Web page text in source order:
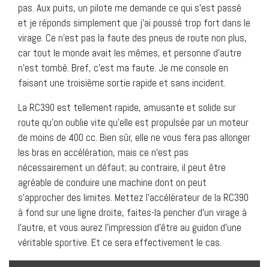
pas. Aux puits, un pilote me demande ce qui s’est passé
et je réponds simplement que j’ai poussé trop fort dans le
virage. Ce n’est pas la faute des pneus de route non plus,
car tout le monde avait les mêmes, et personne d’autre
n’est tombé. Bref, c’est ma faute. Je me console en
faisant une troisième sortie rapide et sans incident.
La RC390 est tellement rapide, amusante et solide sur
route qu’on oublie vite qu’elle est propulsée par un moteur
de moins de 400 cc. Bien sûr, elle ne vous fera pas allonger
les bras en accélération, mais ce n’est pas
nécessairement un défaut; au contraire, il peut être
agréable de conduire une machine dont on peut
s’approcher des limites. Mettez l’accélérateur de la RC390
à fond sur une ligne droite, faites-la pencher d’un virage à
l’autre, et vous aurez l’impression d’être au guidon d’une
véritable sportive. Et ce sera effectivement le cas.